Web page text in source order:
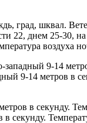
град, шквал.
22, днем 25-30,
воздуха
9-14
9-14 метров в
в секунду.
секунду.